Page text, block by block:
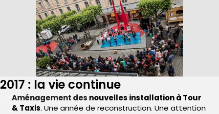
2017 : la vie continue
Aménagement des nouvelles installation à Tour
& Taxis. Une année de reconstruction. Une attention